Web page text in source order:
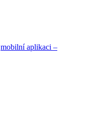
mobilní aplikaci –